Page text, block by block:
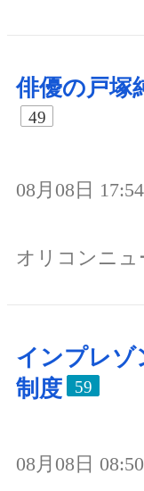
俳優の戸塚
49
08月08日 17:54
オリコンニュ
インプレゾ
制度
59
08月08日 08:50